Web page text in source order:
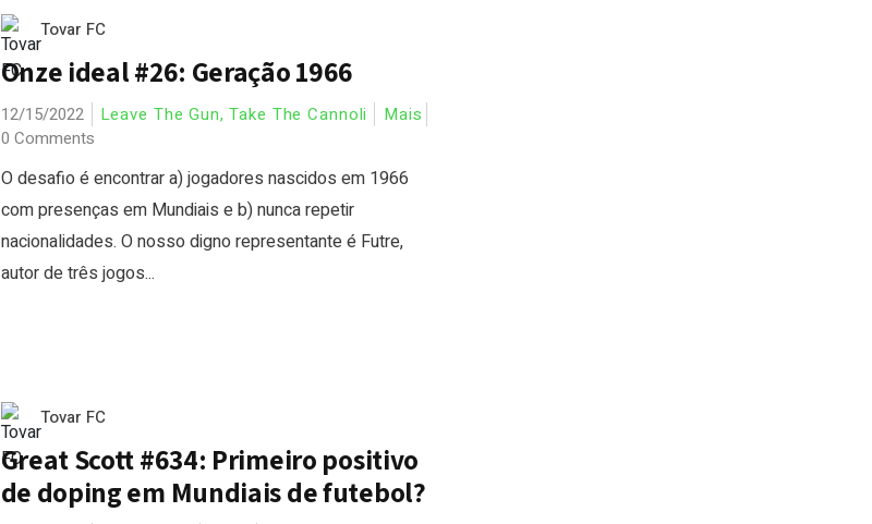
Tovar FC
Onze ideal #26: Geração 1966
12/15/2022 Leave The Gun, Take The Cannoli
Mais
0 Comments
O desafio é encontrar a) jogadores nascidos em 1966
com presenças em Mundiais e b) nunca repetir
nacionalidades. O nosso digno representante é Futre,
autor de três jogos...
Tovar FC
Great Scott #634: Primeiro positivo
de doping em Mundiais de futebol?